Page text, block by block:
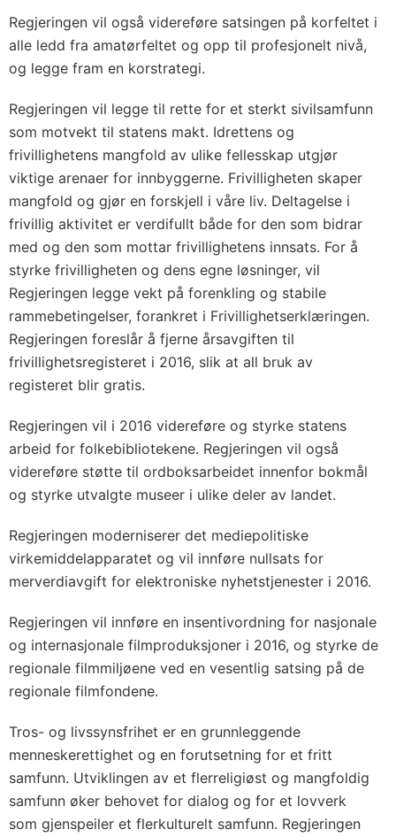
Regjeringen vil også videreføre satsingen på korfeltet i
alle ledd fra amatørfeltet og opp til profesjonelt nivå,
og legge fram en korstrategi.
Regjeringen vil legge til rette for et sterkt sivilsamfunn
som motvekt til statens makt. Idrettens og
frivillighetens mangfold av ulike fellesskap utgjør
viktige arenaer for innbyggerne. Frivilligheten skaper
mangfold og gjør en forskjell i våre liv. Deltagelse i
frivillig aktivitet er verdifullt både for den som bidrar
med og den som mottar frivillighetens innsats. For å
styrke frivilligheten og dens egne løsninger, vil
Regjeringen legge vekt på forenkling og stabile
rammebetingelser, forankret i Frivillighetserklæringen.
Regjeringen foreslår å fjerne årsavgiften til
frivillighetsregisteret i 2016, slik at all bruk av
registeret blir gratis.
Regjeringen vil i 2016 videreføre og styrke statens
arbeid for folkebibliotekene. Regjeringen vil også
videreføre støtte til ordboksarbeidet innenfor bokmål
og styrke utvalgte museer i ulike deler av landet.
Regjeringen moderniserer det mediepolitiske
virkemiddelapparatet og vil innføre nullsats for
merverdiavgift for elektroniske nyhetstjenester i 2016.
Regjeringen vil innføre en insentivordning for nasjonale
og internasjonale filmproduksjoner i 2016, og styrke de
regionale filmmiljøene ved en vesentlig satsing på de
regionale filmfondene.
Tros- og livssynsfrihet er en grunnleggende
menneskerettighet og en forutsetning for et fritt
samfunn. Utviklingen av et flerreligiøst og mangfoldig
samfunn øker behovet for dialog og for et lovverk
som gjenspeiler et flerkulturelt samfunn. Regjeringen